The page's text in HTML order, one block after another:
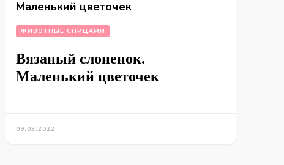
ЖИВОТНЫЕ СПИЦАМИ
Вязаный слоненок.
Маленький цветочек
09.03.2022